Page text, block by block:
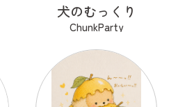
犬のむっくり
ChunkParty